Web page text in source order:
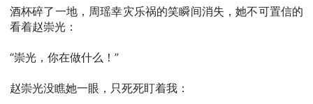
酒杯碎了一地，周瑶幸灾乐祸的笑瞬间消失，她不可置信的
看着赵崇光：
“崇光，你在做什么！”
赵崇光没瞧她一眼，只死死盯着我：